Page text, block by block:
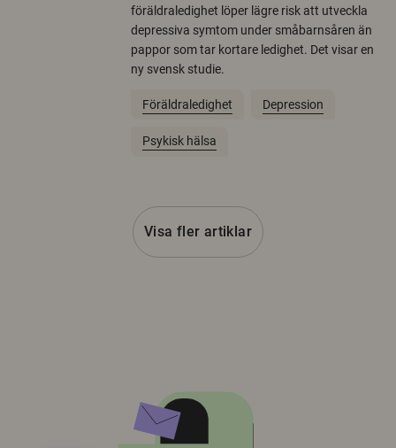
föräldraledighet löper lägre risk att utveckla
depressiva symtom under småbarnsåren än
pappor som tar kortare ledighet. Det visar en
ny svensk studie.
Föräldraledighet Depression
Psykisk hälsa
Visa fler artiklar